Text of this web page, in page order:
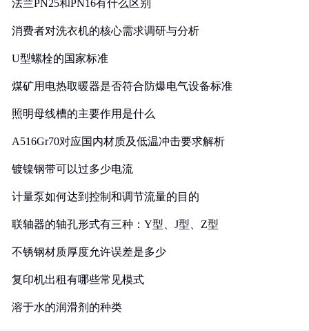
法兰PN25和PN16有什么区别
消费者对洗衣机的核心需求调研与分析
U型螺栓的国家标准
煤矿用电热取暖器是否符合防爆电气设备标准
照明母线槽的主要作用是什么
A516Gr70对应国内材质及低温冲击要求解析
镀镍钢带可以过多少电流
计量泵如何达到控制和调节流量的目的
联轴器的轴孔形式有三种：Y型、J型、Z型
不锈钢材质厚度允许误差是多少
复印机出租有哪些常见模式
溶于水的润滑剂的种类